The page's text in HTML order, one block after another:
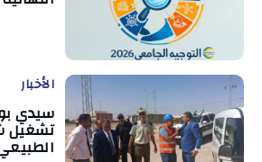
الأخبار
سيدي
تشغيل